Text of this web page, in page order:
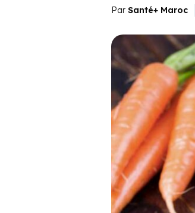
Par Santé+ Maroc